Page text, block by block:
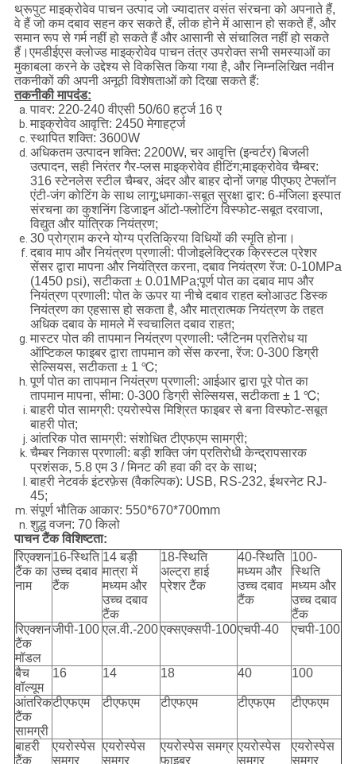
थ्रूपुट माइक्रोवेव पाचन उत्पाद जो ज्यादातर वसंत संरचना को अपनाते हैं,
वे हैं जो कम दबाव सहन कर सकते हैं, लीक होने में आसान हो सकते हैं, और
समान रूप से गर्म नहीं हो सकते हैं और आसानी से संचालित नहीं हो सकते
हैं।एमडीईएस क्लोज्ड माइक्रोवेव पाचन तंत्र उपरोक्त सभी समस्याओं का
मुकाबला करने के उद्देश्य से विकसित किया गया है, और निम्नलिखित नवीन
तकनीकों की अपनी अनूठी विशेषताओं को दिखा सकते हैं:
तकनीकी मापदंड:
पावर: 220-240 वीएसी 50/60 हर्ट्ज 16 ए
माइक्रोवेव आवृत्ति: 2450 मेगाहर्ट्ज
स्थापित शक्ति: 3600W
अधिकतम उत्पादन शक्ति: 2200W, चर आवृत्ति (इन्वर्टर) बिजली
उत्पादन, सही निरंतर गैर-प्लस माइक्रोवेव हीटिंग;माइक्रोवेव चैम्बर:
316 स्टेनलेस स्टील चैम्बर, अंदर और बाहर दोनों जगह पीएफए ​​​​टेफ्लॉन
एंटी-जंग कोटिंग के साथ लागू;धमाका-सबूत सुरक्षा द्वार: 6-मंजिला इस्पात
संरचना का कुशनिंग डिजाइन ऑटो-फ्लोटिंग विस्फोट-सबूत दरवाजा,
विद्युत और यांत्रिक नियंत्रण;
30 प्रोग्राम करने योग्य प्रतिक्रिया विधियों की स्मृति होना।
दबाव माप और नियंत्रण प्रणाली: पीजोइलेक्ट्रिक क्रिस्टल प्रेशर
सेंसर द्वारा मापना और नियंत्रित करना, दबाव नियंत्रण रेंज: 0-10MPa
(1450 psi), सटीकता ± 0.01MPa;पूर्ण पोत का दबाव माप और
नियंत्रण प्रणाली: पोत के ऊपर या नीचे दबाव राहत ब्लोआउट डिस्क
नियंत्रण का एहसास हो सकता है, और मात्रात्मक नियंत्रण के तहत
अधिक दबाव के मामले में स्वचालित दबाव राहत;
मास्टर पोत की तापमान नियंत्रण प्रणाली: प्लैटिनम प्रतिरोध या
ऑप्टिकल फाइबर द्वारा तापमान को सेंस करना, रेंज: 0-300 डिग्री
सेल्सियस, सटीकता ± 1 ℃;
पूर्ण पोत का तापमान नियंत्रण प्रणाली: आईआर द्वारा पूरे पोत का
तापमान मापना, सीमा: 0-300 डिग्री सेल्सियस, सटीकता ± 1 ℃;
बाहरी पोत सामग्री: एयरोस्पेस मिश्रित फाइबर से बना विस्फोट-सबूत
बाहरी पोत;
आंतरिक पोत सामग्री: संशोधित टीएफएम सामग्री;
चैम्बर निकास प्रणाली: बड़ी शक्ति जंग प्रतिरोधी केन्द्रापसारक
प्रशंसक, 5.8 एम 3 / मिनट की हवा की दर के साथ;
बाहरी नेटवर्क इंटरफ़ेस (वैकल्पिक): USB, RS-232, ईथरनेट RJ-
45;
संपूर्ण भौतिक आकार: 550*670*700mm
शुद्ध वजन: 70 किलो
पाचन टैंक विशिष्टता:
रिएक्शन
टैंक का
नाम
16-स्थिति
उच्च दबाव
टैंक
14 बड़ी
मात्रा में
मध्यम और
उच्च दबाव
टैंक
18-स्थिति
अल्ट्रा हाई
प्रेशर टैंक
40-स्थिति
मध्यम और
उच्च दबाव
टैंक
100-
स्थिति
मध्यम और
उच्च दबाव
टैंक
रिएक्शन
टैंक
मॉडल
जीपी-100 एल.वी.-200एक्सएक्सपी-100एचपी-40 एचपी-100
बैच
वॉल्यूम
16 14 18 40 100
आंतरिक
टैंक
सामग्री
टीएफएम टीएफएम टीएफएम टीएफएम टीएफएम
बाहरी
टैंक
एयरोस्पेस
समग्र
एयरोस्पेस
समग्र
एयरोस्पेस समग्र
फाइबर
एयरोस्पेस
समग्र
एयरोस्पेस
समग्र